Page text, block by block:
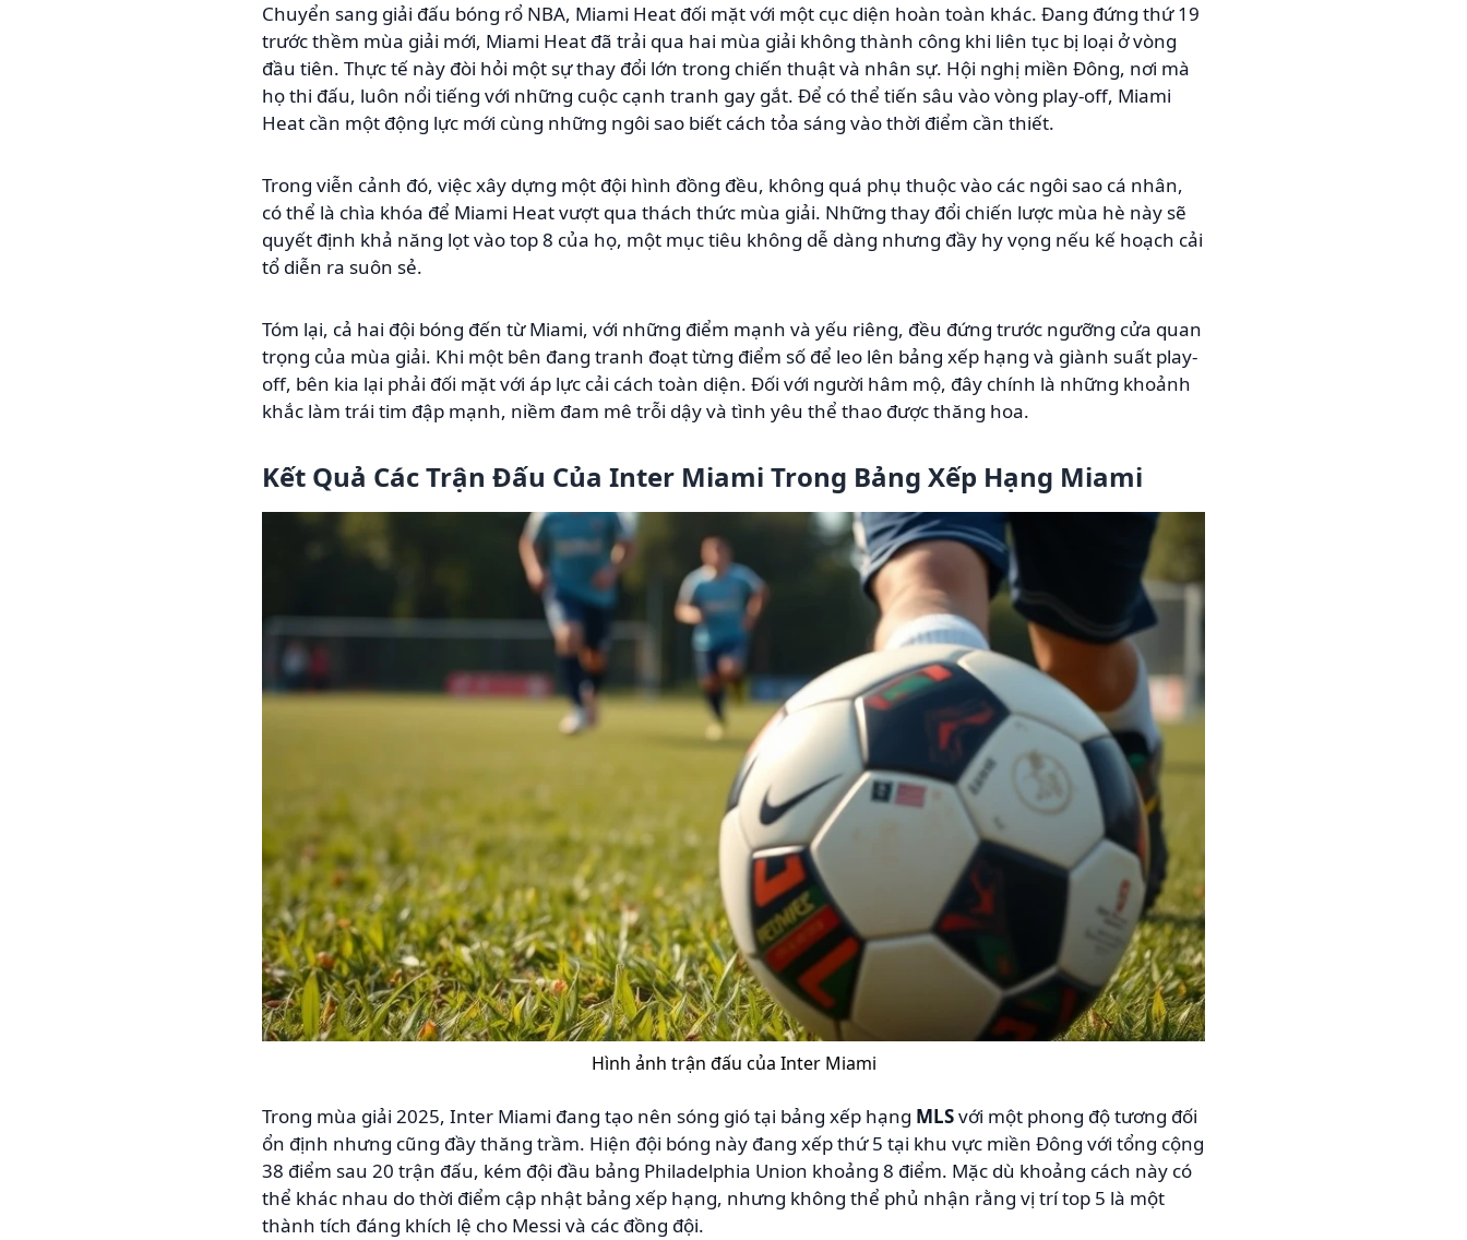
Chuyển sang giải đấu bóng rổ NBA, Miami Heat đối mặt với một cục diện hoàn toàn khác. Đang đứng thứ 19
trước thềm mùa giải mới, Miami Heat đã trải qua hai mùa giải không thành công khi liên tục bị loại ở vòng
đầu tiên. Thực tế này đòi hỏi một sự thay đổi lớn trong chiến thuật và nhân sự. Hội nghị miền Đông, nơi mà
họ thi đấu, luôn nổi tiếng với những cuộc cạnh tranh gay gắt. Để có thể tiến sâu vào vòng play-off, Miami
Heat cần một động lực mới cùng những ngôi sao biết cách tỏa sáng vào thời điểm cần thiết.
Trong viễn cảnh đó, việc xây dựng một đội hình đồng đều, không quá phụ thuộc vào các ngôi sao cá nhân,
có thể là chìa khóa để Miami Heat vượt qua thách thức mùa giải. Những thay đổi chiến lược mùa hè này sẽ
quyết định khả năng lọt vào top 8 của họ, một mục tiêu không dễ dàng nhưng đầy hy vọng nếu kế hoạch cải
tổ diễn ra suôn sẻ.
Tóm lại, cả hai đội bóng đến từ Miami, với những điểm mạnh và yếu riêng, đều đứng trước ngưỡng cửa quan
trọng của mùa giải. Khi một bên đang tranh đoạt từng điểm số để leo lên bảng xếp hạng và giành suất play-
off, bên kia lại phải đối mặt với áp lực cải cách toàn diện. Đối với người hâm mộ, đây chính là những khoảnh
khắc làm trái tim đập mạnh, niềm đam mê trỗi dậy và tình yêu thể thao được thăng hoa.
Kết Quả Các Trận Đấu Của Inter Miami Trong Bảng Xếp Hạng Miami
Hình ảnh trận đấu của Inter Miami
Trong mùa giải 2025, Inter Miami đang tạo nên sóng gió tại bảng xếp hạng MLSvới một phong độ tương đối
ổn định nhưng cũng đầy thăng trầm. Hiện đội bóng này đang xếp thứ 5 tại khu vực miền Đông với tổng cộng
38 điểm sau 20 trận đấu, kém đội đầu bảng Philadelphia Union khoảng 8 điểm. Mặc dù khoảng cách này có
thể khác nhau do thời điểm cập nhật bảng xếp hạng, nhưng không thể phủ nhận rằng vị trí top 5 là một
thành tích đáng khích lệ cho Messi và các đồng đội.